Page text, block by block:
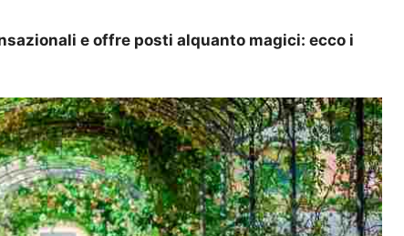
e offre posti alquanto magici: ecco i